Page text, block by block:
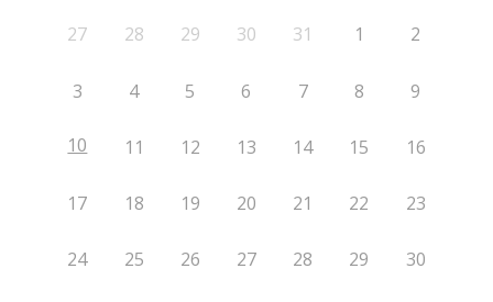
27 28 29 30 31 1 2
3 4 5 6 7 8 9
10 11 12 13 14 15 16
17 18 19 20 21 22 23
24 25 26 27 28 29 30